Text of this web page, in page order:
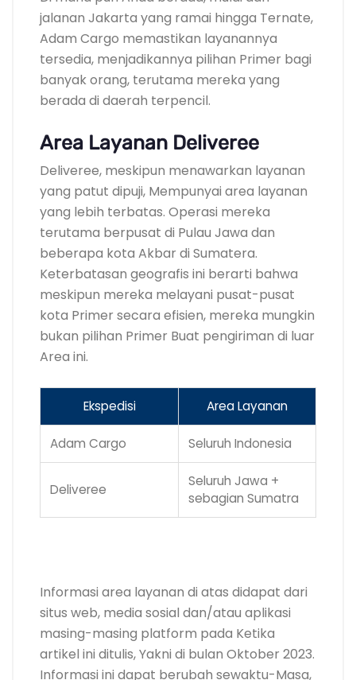
jalanan Jakarta yang ramai hingga Ternate,
Adam Cargo memastikan layanannya
tersedia, menjadikannya pilihan Primer bagi
banyak orang, terutama mereka yang
berada di daerah terpencil.
Area Layanan Deliveree
Deliveree, meskipun menawarkan layanan
yang patut dipuji, Mempunyai area layanan
yang lebih terbatas. Operasi mereka
terutama berpusat di Pulau Jawa dan
beberapa kota Akbar di Sumatera.
Keterbatasan geografis ini berarti bahwa
meskipun mereka melayani pusat-pusat
kota Primer secara efisien, mereka mungkin
bukan pilihan Primer Buat pengiriman di luar
Area ini.
Ekspedisi Area Layanan
Adam Cargo Seluruh Indonesia
Deliveree
Seluruh Jawa +
sebagian Sumatra
Informasi area layanan di atas didapat dari
situs web, media sosial dan/atau aplikasi
masing-masing platform pada Ketika
artikel ini ditulis, Yakni di bulan Oktober 2023.
Informasi ini dapat berubah sewaktu-Masa,